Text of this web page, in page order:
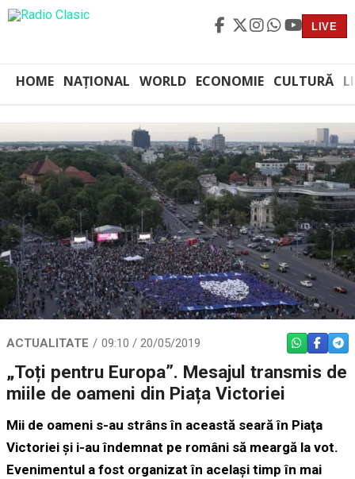
LIVE
HOME NAȚIONAL WORLD ECONOMIE CULTURĂ
ACTUALITATE 09:10 / 20/05/2019 WHATSAPP
„Toți pentru Europa”. Mesajul transmis de
miile de oameni din Piața Victoriei
Mii de oameni s-au strâns în această seară în Piaţa
Victoriei şi i-au îndemnat pe români să meargă la vot.
Evenimentul a fost organizat în acelaşi timp în mai